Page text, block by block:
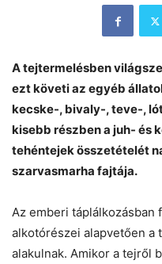
A tejtermelésben
ezt követi az egyéb
kecske-, bivaly-, teve-,
kisebb részben a juh- és
tehéntejek összetételét
szarvasmarha fajtája.
Az emberi
alkotórészei alapvetően a
alakulnak. Amikor a tejről